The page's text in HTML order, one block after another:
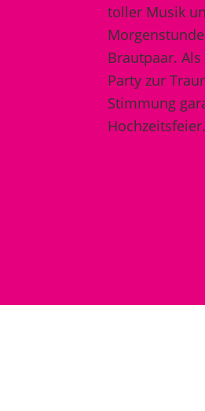
toller Musik
Brautpaar. Als
Party zur
Stimmung
Hochzeitsfeier.